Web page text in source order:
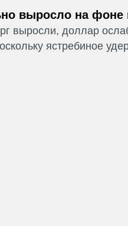
выросло на фоне
выросли, доллар
ястребиное